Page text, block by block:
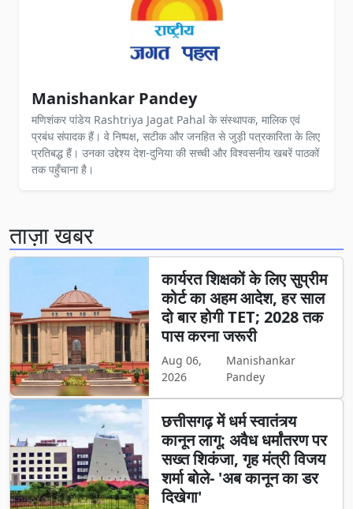
Manishankar Pandey
मणिशंकर पांडेय Rashtriya Jagat Pahal के संस्थापक, मालिक एवं
प्रबंध संपादक हैं। वे निष्पक्ष, सटीक और जनहित से जुड़ी पत्रकारिता के लिए
प्रतिबद्ध हैं। उनका उद्देश्य देश-दुनिया की सच्ची और विश्वसनीय खबरें पाठकों
तक पहुँचाना है।
ताज़ा खबर
कार्यरत शिक्षकों के लिए सुप्रीम
कोर्ट का अहम आदेश, हर साल
दो बार होगी TET; 2028 तक
पास करना जरूरी
Aug 06,
2026
Manishankar
Pandey
छत्तीसगढ़ में धर्म स्वातंत्र्य
कानून लागू: अवैध धर्मांतरण पर
सख्त शिकंजा, गृह मंत्री विजय
शर्मा बोले- 'अब कानून का डर
दिखेगा'